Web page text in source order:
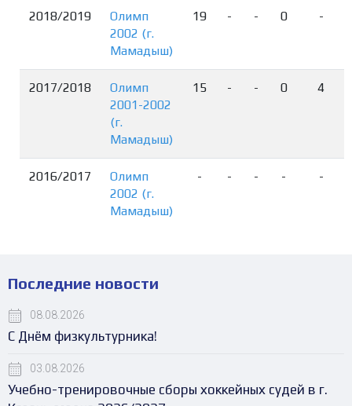
2018/2019
Олимп
2002 (г.
Мамадыш)
19 - - 0 -
2017/2018
Олимп
2001-2002
(г.
Мамадыш)
15 - - 0 4
2016/2017
Олимп
2002 (г.
Мамадыш)
- - - - -
Последние новости
08.08.2026
С Днём физкультурника!
03.08.2026
Учебно-тренировочные сборы хоккейных судей в г.